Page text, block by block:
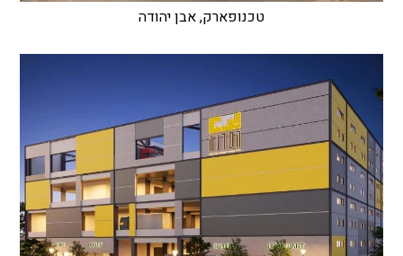
טכנופארק, אבן יהודה